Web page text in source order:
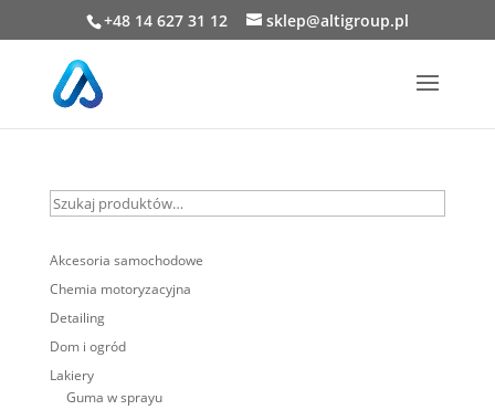
+48 14 627 31 12 sklep@altigroup.pl
Szukaj
produktów…
Akcesoria samochodowe
Chemia motoryzacyjna
Detailing
Dom i ogród
Lakiery
Guma w sprayu